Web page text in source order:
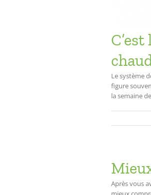
Le système
figure
la semaine
Après vous